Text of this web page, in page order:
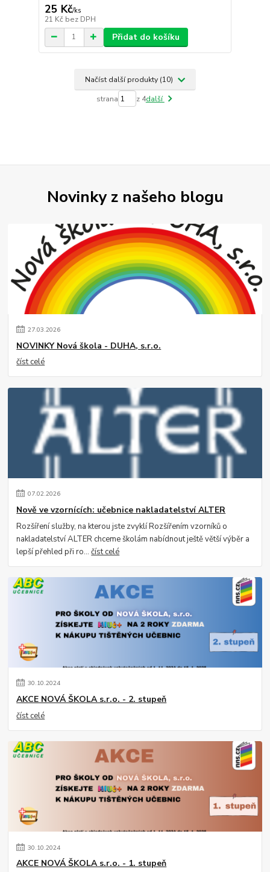
25 Kč/ks
21 Kč bez DPH
Přidat do košíku
Načíst další produkty (10)
strana z 4další
Novinky z našeho blogu
27.03.2026
NOVINKY Nová škola - DUHA, s.r.o.
číst celé
07.02.2026
Nově ve vzornících: učebnice nakladatelství ALTER
Rozšíření služby, na kterou jste zvyklí Rozšířením vzorníků o
nakladatelství ALTER chceme školám nabídnout ještě větší výběr a
lepší přehled při ro...číst celé
30.10.2024
AKCE NOVÁ ŠKOLA s.r.o. - 2. stupeň
číst celé
30.10.2024
AKCE NOVÁ ŠKOLA s.r.o. - 1. stupeň